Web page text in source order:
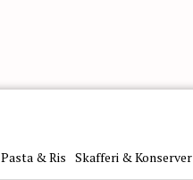
Pasta & Ris Skafferi & Konserver